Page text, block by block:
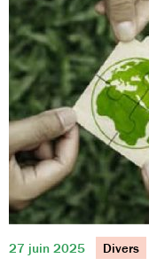
27 juin 2025 Divers